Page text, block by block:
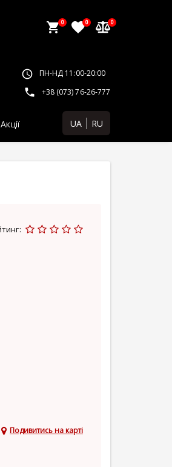
0 0 0
ПН-НД 11:00-20:00
+38 (073) 76-26-777
Акції UA RU
Подивитись на карті